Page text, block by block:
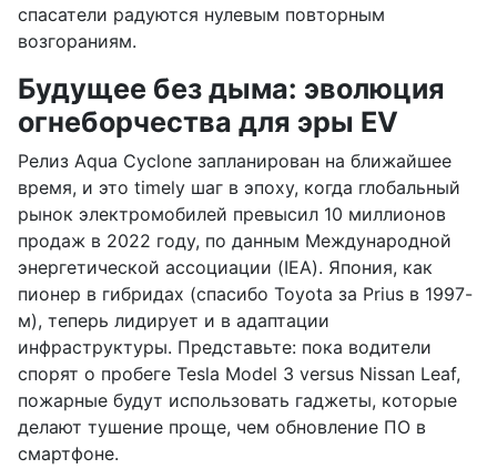
спасатели радуются нулевым повторным
возгораниям.
Будущее без дыма: эволюция
огнеборчества для эры EV
Релиз Aqua Cyclone запланирован на ближайшее
время, и это timely шаг в эпоху, когда глобальный
рынок электромобилей превысил 10 миллионов
продаж в 2022 году, по данным Международной
энергетической ассоциации (IEA). Япония, как
пионер в гибридах (спасибо Toyota за Prius в 1997-
м), теперь лидирует и в адаптации
инфраструктуры. Представьте: пока водители
спорят о пробеге Tesla Model 3 versus Nissan Leaf,
пожарные будут использовать гаджеты, которые
делают тушение проще, чем обновление ПО в
смартфоне.